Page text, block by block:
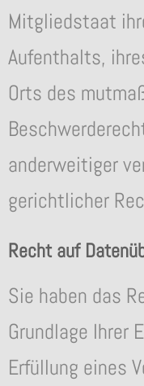
Mitgliedstaat
Aufenthalts,
Orts des
anderweitiger
gerichtlicher
Recht auf
Sie haben das
Grundlage Ihrer
Erfüllung eines